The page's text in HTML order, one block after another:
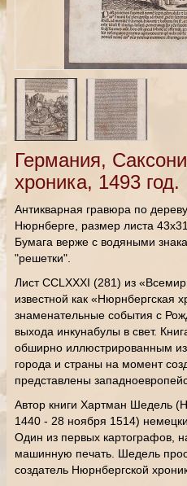
Германия,
хроника, 1493 год.
Антикварная гравюра по
Нюрнберге, размер листа
Бумага верже с водяными
"решетки".
Лист CCLXXXI (281) из
известной как «Нюрнбергская
знаменательные события с
выхода инкунабулы в свет.
обширно иллюстрированным
города и страны на момент
представлены
Автор книги Хартман Шедель
1440 - 28 ноября 1514)
Один из первых картографов,
машинную печать. Шедель
создатель Нюрнбергской